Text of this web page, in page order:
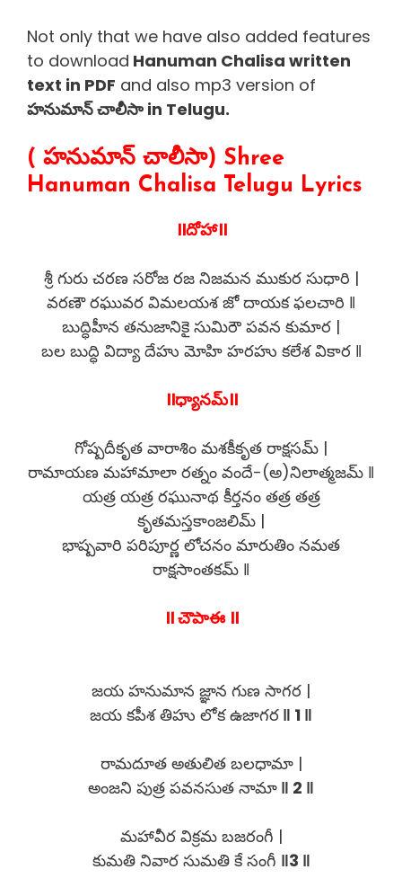
Not only that we have also added features
to download Hanuman Chalisa written
text in PDF and also mp3 version of
హనుమాన్ చాలీసా in Telugu.
( హనుమాన్ చాలీసా) Shree
Hanuman Chalisa Telugu Lyrics
॥దోహా॥
శ్రీ గురు చరణ సరోజ రజ నిజమన ముకుర సుధారి |
వరణౌ రఘువర విమలయశ జో దాయక ఫలచారి ‖
బుద్ధిహీన తనుజానికై సుమిరౌ పవన కుమార |
బల బుద్ధి విద్యా దేహు మోహి హరహు కలేశ వికార ‖
॥ధ్యానమ్॥
గోష్పదీకృత వారాశిం మశకీకృత రాక్షసమ్ |
రామాయణ మహామాలా రత్నం వందే-(అ)నిలాత్మజమ్ ‖
యత్ర యత్ర రఘునాథ కీర్తనం తత్ర తత్ర
కృతమస్తకాంజలిమ్ |
భాష్పవారి పరిపూర్ణ లోచనం మారుతిం నమత
రాక్షసాంతకమ్ ‖
॥ చౌపాఈ ॥
జయ హనుమాన జ్ఞాన గుణ సాగర |
జయ కపీశ తిహు లోక ఉజాగర ‖ 1 ‖
రామదూత అతులిత బలధామా |
అంజని పుత్ర పవనసుత నామా ‖ 2 ‖
మహావీర విక్రమ బజరంగీ |
కుమతి నివార సుమతి కే సంగీ ‖3 ‖